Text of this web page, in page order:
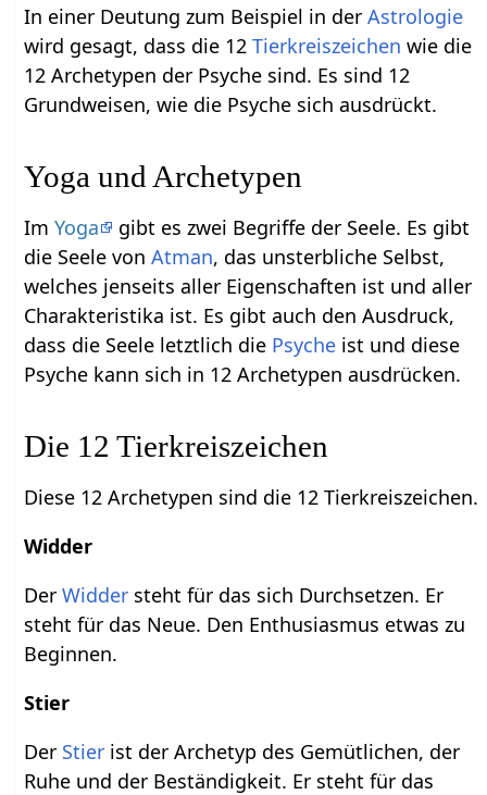
In einer Deutung zum Beispiel in derAstrologie
wird gesagt, dass die 12Tierkreiszeichen wie die
12 Archetypen der Psyche sind. Es sind 12
Grundweisen, wie die Psyche sich ausdrückt.
Yoga und Archetypen
ImYoga
gibt es zwei Begriffe der Seele. Es gibt
die Seele vonAtman, das unsterbliche Selbst,
welches jenseits aller Eigenschaften ist und aller
Charakteristika ist. Es gibt auch den Ausdruck,
dass die Seele letztlich die Psyche ist und diese
Psyche kann sich in 12 Archetypen ausdrücken.
Die 12 Tierkreiszeichen
Diese 12 Archetypen sind die 12 Tierkreiszeichen.
Widder
DerWidder steht für das sich Durchsetzen. Er
steht für das Neue. Den Enthusiasmus etwas zu
Beginnen.
Stier
Der Stier ist der Archetyp des Gemütlichen, der
Ruhe und der Beständigkeit. Er steht für das